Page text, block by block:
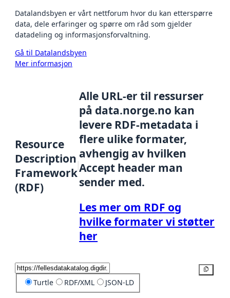
Datalandsbyen er vårt nettforum hvor du kan etterspørre
data, dele erfaringer og spørre om råd som gjelder
datadeling og informasjonsforvaltning.
Gå til Datalandsbyen
Mer informasjon
Resource
Description
Framework
(RDF)
Alle URL-er til ressurser
på data.norge.no kan
levere RDF-metadata i
flere ulike formater,
avhengig av hvilken
Accept header man
sender med.
Les mer om RDF og
hvilke formater vi støtter
her
Turtle RDF/XML JSON-LD